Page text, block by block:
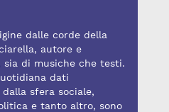
dalle corde della
autore e
di musiche che testi.
dati
sfera sociale,
e tanto altro, sono